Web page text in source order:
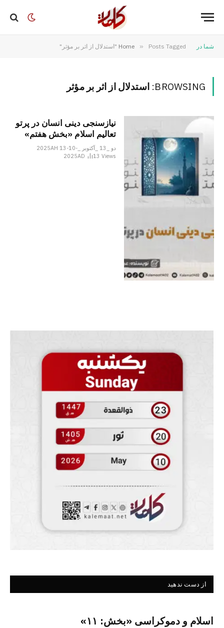
شما در Home » Posts Tagged "استدلال از اثر بر مؤثر"
BROWSING: استدلال از اثر بر مؤثر
نیازسنجی دینی انسان در پرتو
تعالیم اسلام «بخش هفتم»
دو _13 _آکتوبر _2025AH 13-10-
2025AD
13Views
از دست ندهید
اسلام و دموکراسی «بخش: ۱۱»